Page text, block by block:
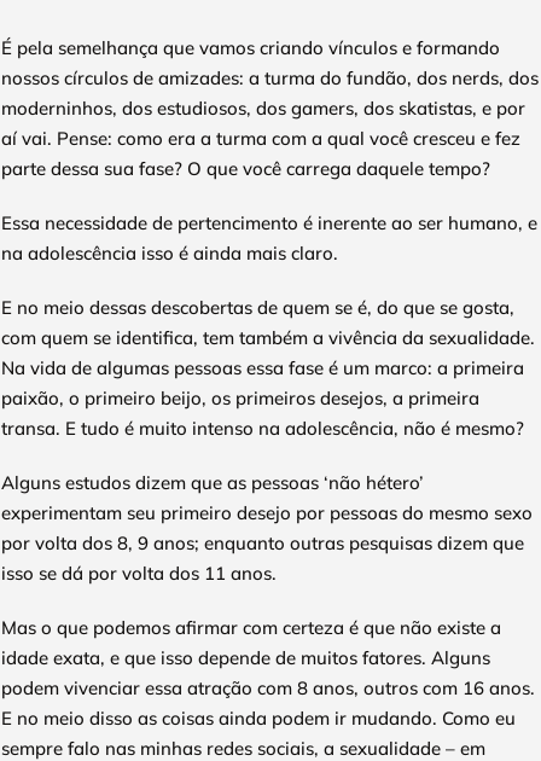
Contato
É pela semelhança que vamos criando vínculos e formando
nossos círculos de amizades: a turma do fundão, dos nerds, dos
moderninhos, dos estudiosos, dos gamers, dos skatistas, e por
aí vai. Pense: como era a turma com a qual você cresceu e fez
parte dessa sua fase? O que você carrega daquele tempo?
Essa necessidade de pertencimento é inerente ao ser humano, e
na adolescência isso é ainda mais claro.
E no meio dessas descobertas de quem se é, do que se gosta,
com quem se identifica, tem também a vivência da sexualidade.
Na vida de algumas pessoas essa fase é um marco: a primeira
paixão, o primeiro beijo, os primeiros desejos, a primeira
transa. E tudo é muito intenso na adolescência, não é mesmo?
Alguns estudos dizem que as pessoas ‘não hétero’
experimentam seu primeiro desejo por pessoas do mesmo sexo
por volta dos 8, 9 anos; enquanto outras pesquisas dizem que
isso se dá por volta dos 11 anos.
Mas o que podemos afirmar com certeza é que não existe a
idade exata, e que isso depende de muitos fatores. Alguns
podem vivenciar essa atração com 8 anos, outros com 16 anos.
E no meio disso as coisas ainda podem ir mudando. Como eu
sempre falo nas minhas redes sociais, a sexualidade – em